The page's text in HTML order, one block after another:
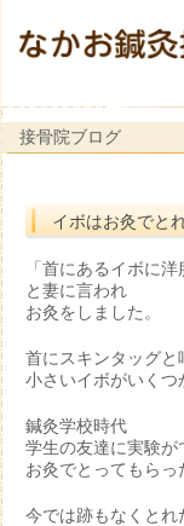
接骨院ブログ
イボはお灸で
「首にあるイボに
と妻に言われ
お灸をしました。
首にスキンタッグと
小さいイボがいくつ
鍼灸学校時代
学生の友達に実験が
お灸でとってもらっ
今では跡もなくとれ